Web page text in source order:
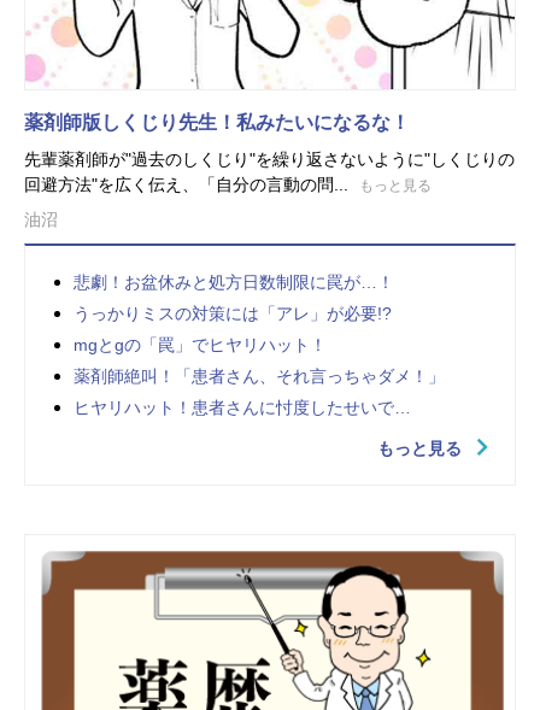
薬剤師版しくじり先生！私みたいになるな！
先輩薬剤師が"過去のしくじり"を繰り返さないように"しくじりの
回避方法"を広く伝え、「自分の言動の問...
もっと見る
油沼
悲劇！お盆休みと処方日数制限に罠が…！
うっかりミスの対策には「アレ」が必要!?
mgとgの「罠」でヒヤリハット！
薬剤師絶叫！「患者さん、それ言っちゃダメ！」
ヒヤリハット！患者さんに忖度したせいで…
もっと見る